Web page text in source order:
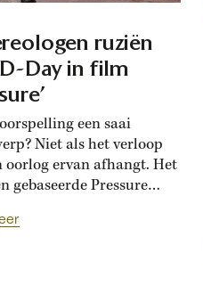
ruziën
Day in film
een saai
Niet als het verloop
oorlog ervan afhangt. Het
gebaseerde Pressure
meteorologen